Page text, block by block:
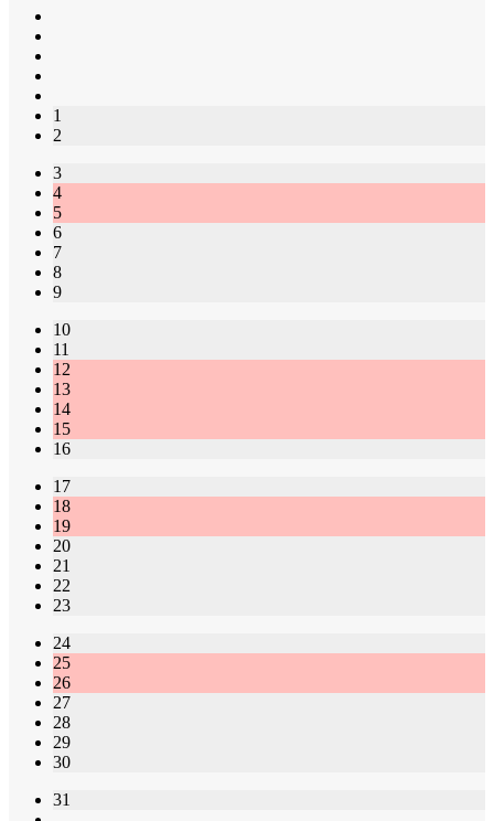
1
2
3
4
5
6
7
8
9
10
11
12
13
14
15
16
17
18
19
20
21
22
23
24
25
26
27
28
29
30
31